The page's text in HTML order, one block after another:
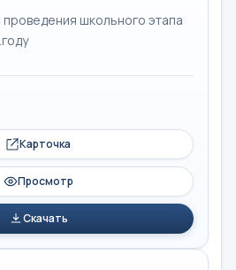
школьного этапа
Карточка
Просмотр
Скачать